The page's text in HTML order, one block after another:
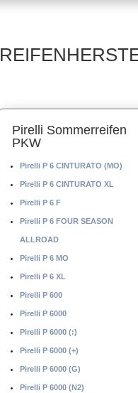
Pirelli Sommerreifen
PKW
Pirelli P 6 CINTURATO (MO)
Pirelli P 6 CINTURATO XL
Pirelli P 6 F
Pirelli P 6 FOUR SEASON
ALLROAD
Pirelli P 6 MO
Pirelli P 6 XL
Pirelli P 600
Pirelli P 6000
Pirelli P 6000 (:)
Pirelli P 6000 (+)
Pirelli P 6000 (G)
Pirelli P 6000 (N2)